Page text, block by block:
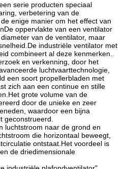
serie producten speciaal
verbetering van de
enige manier om het effect van
oppervlakte van een ventilator
van de ventilator, maar
industriële ventilator met
combineert al deze kenmerken..
en verkenning, door het
luchtvaarttechnologie,
een soort propellerbladen met
zich aan een continue en stille
grote volume van de
door de unieke en zeer
waardoor een bijna
geconstrueerd.
luchtstroom naar de grond en
die horizontaal beweegt,
ontstaat.Het voordeel is
de driedimensionale